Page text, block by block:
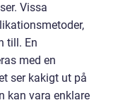
Vissa
till. En
med en
ser kakigt ut på
kan vara enklare